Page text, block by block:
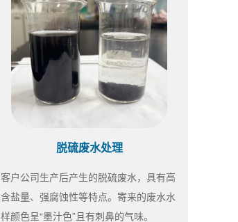
脱硫废水处理
客户公司生产后产生的脱硫废水，具有高
含盐量、强腐蚀性等特点。寄来的废水水
样颜色呈“墨汁色”且有刺鼻的气味。